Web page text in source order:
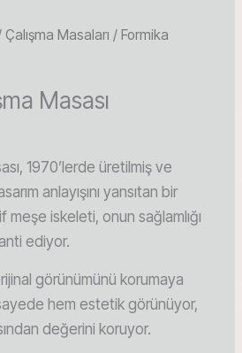
Çalışma Masaları / Formika
Masası
1970’lerde üretilmiş ve
anlayışını yansıtan bir
meşe iskeleti, onun sağlamlığı
ediyor.
görünümünü korumaya
hem estetik görünüyor,
değerini koruyor.